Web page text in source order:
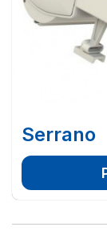
Serrano